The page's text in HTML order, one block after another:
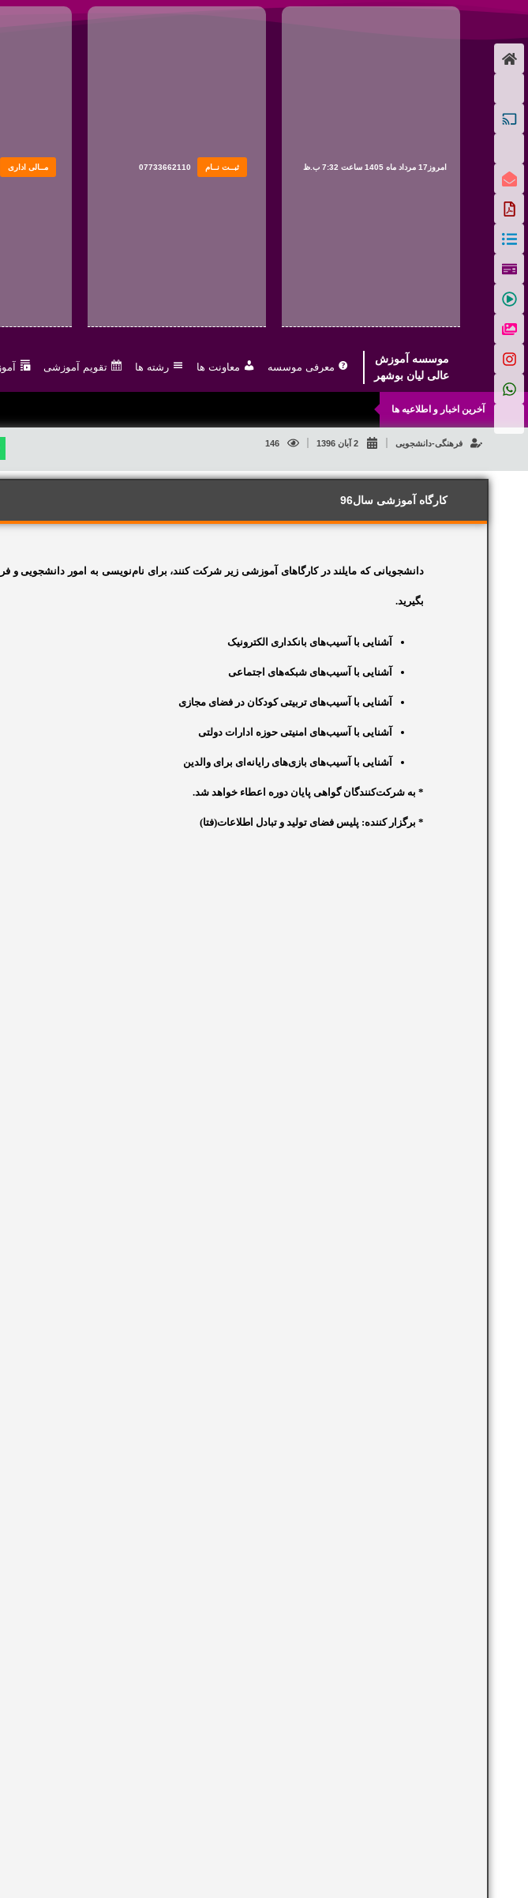
امروز17 مرداد ماه 1405 ساعت 7:32 ب.ظ 07733662110 ثبــت نــام مــالی اداری
موسسه آموزش
عالی لیان بوشهر
معرفی موسسه معاونت ها رشته ها تقویم آموزشی
آخرین اخبار و اطلاعیه ها
فرهنگی-دانشجویی 2 آبان 1396 146
کارگاه آموزشی سال96
دانشجویانی که مایلند در کارگاهای آموزشی زیر شرکت کنند، برای نام‌نویسی به امور دانشجویی و
بگیرید.
آشنایی با آسیب‌های بانکداری الکترونیک
آشنایی با آسیب‌های شبکه‌های اجتماعی
آشنایی با آسیب‌های تربیتی کودکان در فضای مجازی
آشنایی با آسیب‌های امنیتی حوزه ادارات دولتی
آشنایی با آسیب‌های بازی‌های رایانه‌ای برای والدین
* به شرکت‌کنندگان گواهی پایان دوره اعطاء خواهد شد.
* برگزار کننده: پلیس فضای تولید و تبادل اطلاعات(فتا)